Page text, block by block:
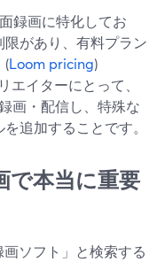
録画に特化してお
があり、有料プラン
(Loom pricing)
エイターにとって、
画・配信し、特殊な
追加することです。
で本当に重要
ソフト」と検索する